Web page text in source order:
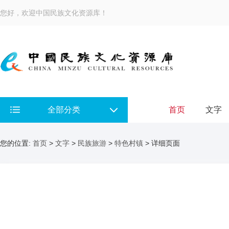
您好，欢迎中国民族文化资源库！
全部分类 首页 文字
您的位置: 首页 > 文字 > 民族旅游 > 特色村镇 > 详细页面